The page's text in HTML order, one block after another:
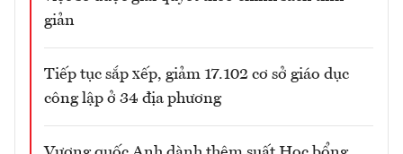
giản
Tiếp tục sắp xếp, giảm 17.102 cơ sở giáo dục
công lập ở 34 địa phương